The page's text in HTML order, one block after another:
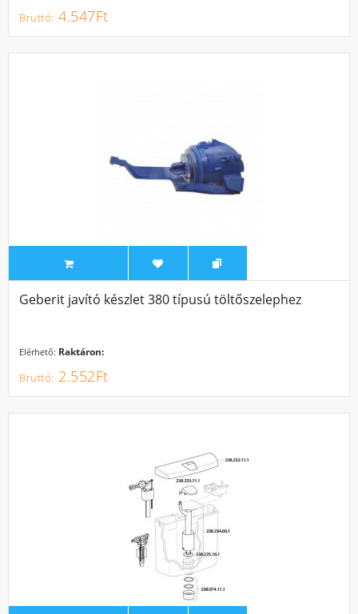
4.547Ft
Geberit javító készlet 380 típusú töltőszelephez
Elérhető: Raktáron:
2.552Ft